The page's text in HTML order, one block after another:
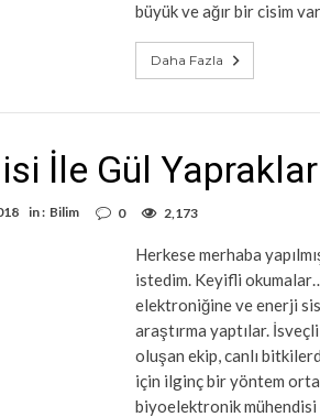
büyük ve ağır bir cisim
Daha Fazla
İle Gül
in : Bilim 0 2,173
Herkese merhaba
istedim. Keyifli
elektroniğine ve enerji
araştırma yaptılar.
oluşan ekip, canlı
için ilginç bir yöntem
biyoelektronik